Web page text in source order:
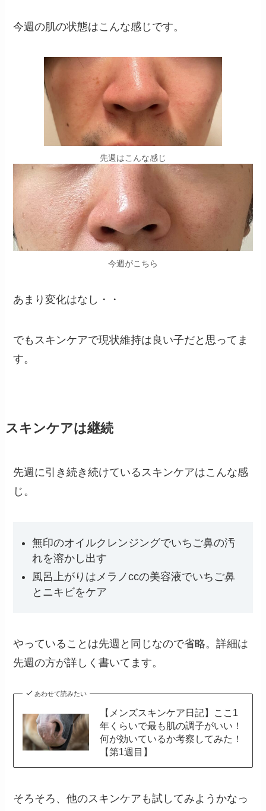
今週の肌の状態はこんな感じです。
先週はこんな感じ
今週がこちら
あまり変化はなし・・
でもスキンケアで現状維持は良い子だと思ってま
す。
スキンケアは継続
先週に引き続き続けているスキンケアはこんな感
じ。
無印のオイルクレンジングでいちご鼻の汚
れを溶かし出す
風呂上がりはメラノccの美容液でいちご鼻
とニキビをケア
やっていることは先週と同じなので省略。詳細は
先週の方が詳しく書いてます。
あわせて読みたい
【メンズスキンケア日記】ここ1
年くらいで最も肌の調子がいい！
何が効いているか考察してみた！
【第1週目】
そろそろ、他のスキンケアも試してみようかなっ